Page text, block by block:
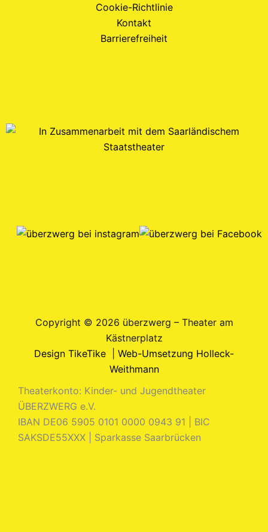
Cookie-Richtlinie
Kontakt
Barrierefreiheit
Copyright © 2026 überzwerg – Theater am
Kästnerplatz
Design TikeTike
Web-Umsetzung Holleck-
Weithmann
Theaterkonto: Kinder- und Jugendtheater
ÜBERZWERG e.V.
IBAN DE06 5905 0101 0000 0943 91 | BIC
SAKSDE55XXX | Sparkasse Saarbrücken